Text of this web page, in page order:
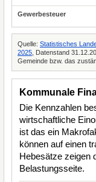
Quelle: Statistisches
2025 , Datenstand
Gemeinde bzw. das
Kommunale
Die Kennzahlen
wirtschaftliche
ist das ein
können auf einen
Hebesätze zeigen
Belastungsseite.